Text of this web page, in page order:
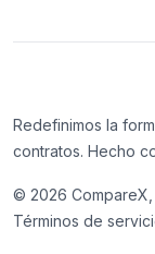
Redefinimos la
contratos. Hecho
© 2026
Términos de